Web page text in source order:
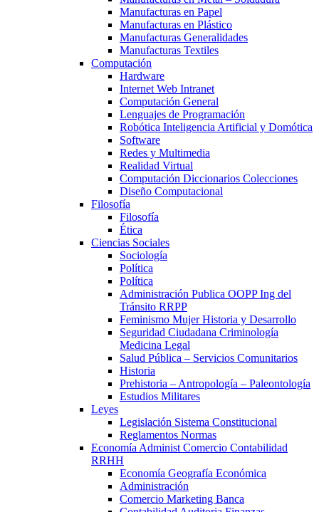
Manufacturas en Papel
Manufacturas en Plástico
Manufacturas Generalidades
Manufacturas Textiles
Computación
Hardware
Internet Web Intranet
Computación General
Lenguajes de Programación
Robótica Inteligencia Artificial y Domótica
Software
Redes y Multimedia
Realidad Virtual
Computación Diccionarios Colecciones
Diseño Computacional
Filosofía
Filosofía
Ética
Ciencias Sociales
Sociología
Política
Política
Administración Publica OOPP Ing del
Tránsito RRPP
Feminismo Mujer Historia y Desarrollo
Seguridad Ciudadana Criminología
Medicina Legal
Salud Pública – Servicios Comunitarios
Historia
Prehistoria – Antropología – Paleontología
Estudios Militares
Leyes
Legislación Sistema Constitucional
Reglamentos Normas
Economía Administ Comercio Contabilidad
RRHH
Economía Geografía Económica
Administración
Comercio Marketing Banca